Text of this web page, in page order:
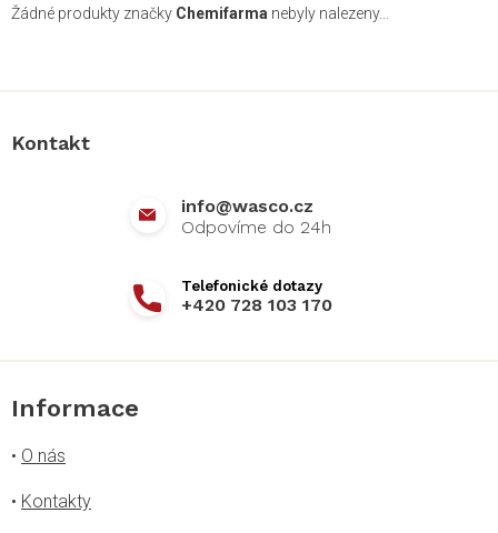
Žádné produkty značky Chemifarma nebyly nalezeny...
Kontakt
info@wasco.cz
+420 728 103 170
Informace
• O nás
• Kontakty